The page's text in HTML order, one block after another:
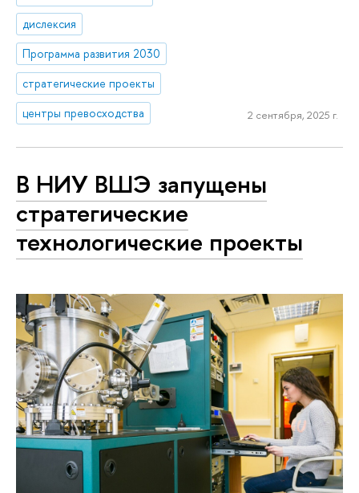
дислексия
Программа развития 2030
стратегические проекты
центры превосходства
2 сентября, 2025 г.
В НИУ ВШЭ запущены
стратегические
технологические проекты